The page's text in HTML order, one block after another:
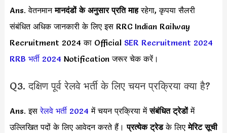
Ans. वेतनमानमानदंडों के अनुसारप्रति माहरहेगा, कृपया सैलरी
संबंधित अधिक जानकारी के लिए इस RRC Indian Railway
Recruitment 2024 का Official SER Recruitment 2024
RRB भर्ती 2024 Notification जरूर चेक करें।
Q3. दक्षिण पूर्व रेलवे भर्ती के लिए चयन प्रक्रिया क्या है?
Ans. इसरेलवे भर्ती 2024 में चयन प्रक्रिया मेंसंबंधित ट्रेडोंमें
उल्लिखित पदों के लिए आवेदन करते हैं। प्रत्येक ट्रेडके लिएमेरिट सूची